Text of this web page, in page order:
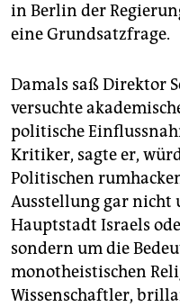
in Berlin der
eine Grundsatzfrage.
Damals saß Direktor
versuchte
politische
Kritiker, sagte er,
Politischen
Ausstellung gar nicht
Hauptstadt Israels
sondern um die
monotheistischen
Wissenschaftler,